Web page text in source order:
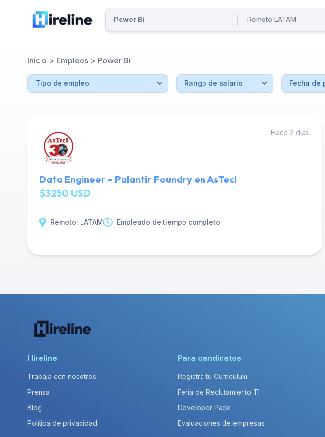
Inicio > Empleos > Power Bi
Hace 2 días.
Data Engineer – Palantir Foundry en AsTecI
$3250 USD
Remoto: LATAM Empleado de tiempo completo
Hireline
Trabaja con nosotros
Prensa
Blog
Política de privacidad
Para candidatos
Registra tu Currículum
Feria de Reclutamiento TI
Developer Pack
Evaluaciones de empresas